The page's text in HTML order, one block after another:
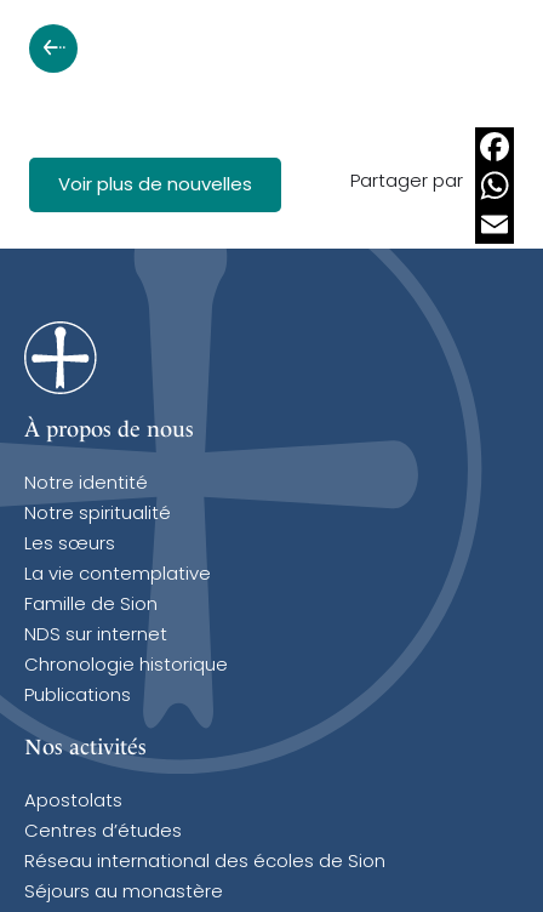
Voir plus de nouvelles Partager par
À propos de nous
Notre identité
Notre spiritualité
Les sœurs
La vie contemplative
Famille de Sion
NDS sur internet
Chronologie historique
Publications
Nos activités
Apostolats
Centres d’études
Réseau international des écoles de Sion
Séjours au monastère